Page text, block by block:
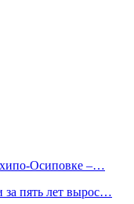
Осиповке –…
за пять лет вырос…